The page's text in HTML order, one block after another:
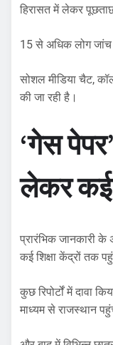
हिरासत में लेकर
15 से अधिक लोग जांच
सोशल मीडिया चैट,
की जा रही है।
‘गेस
लेकर कई
प्रारंभिक जानकारी
कई शिक्षा केंद्रों तक
कुछ रिपोर्टों में दावा
माध्यम से राजस्थान